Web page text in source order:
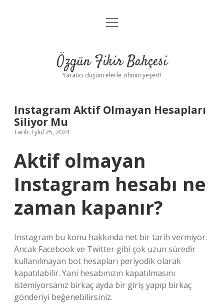
Anasayfa
Yasal Uyarı
menüyü
Özgün Fikir Bahçesi
Yaratıcı düşüncelerle zihnini yeşert!
Instagram Aktif Olmayan Hesapları
Siliyor Mu
Tarih: Eylül 25, 2024
Aktif olmayan
Instagram hesabı ne
zaman kapanır?
Instagram bu konu hakkında net bir tarih vermiyor.
Ancak Facebook ve Twitter gibi çok uzun süredir
kullanılmayan bot hesapları periyodik olarak
kapatılabilir. Yani hesabınızın kapatılmasını
istemiyorsanız birkaç ayda bir giriş yapıp birkaç
gönderiyi beğenebilirsiniz.